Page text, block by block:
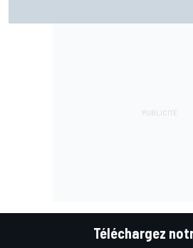
Téléchargez